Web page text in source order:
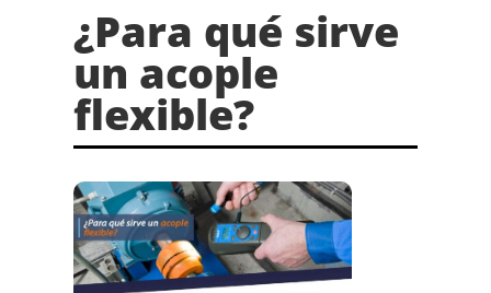
¿Para qué sirve
un acople
flexible?